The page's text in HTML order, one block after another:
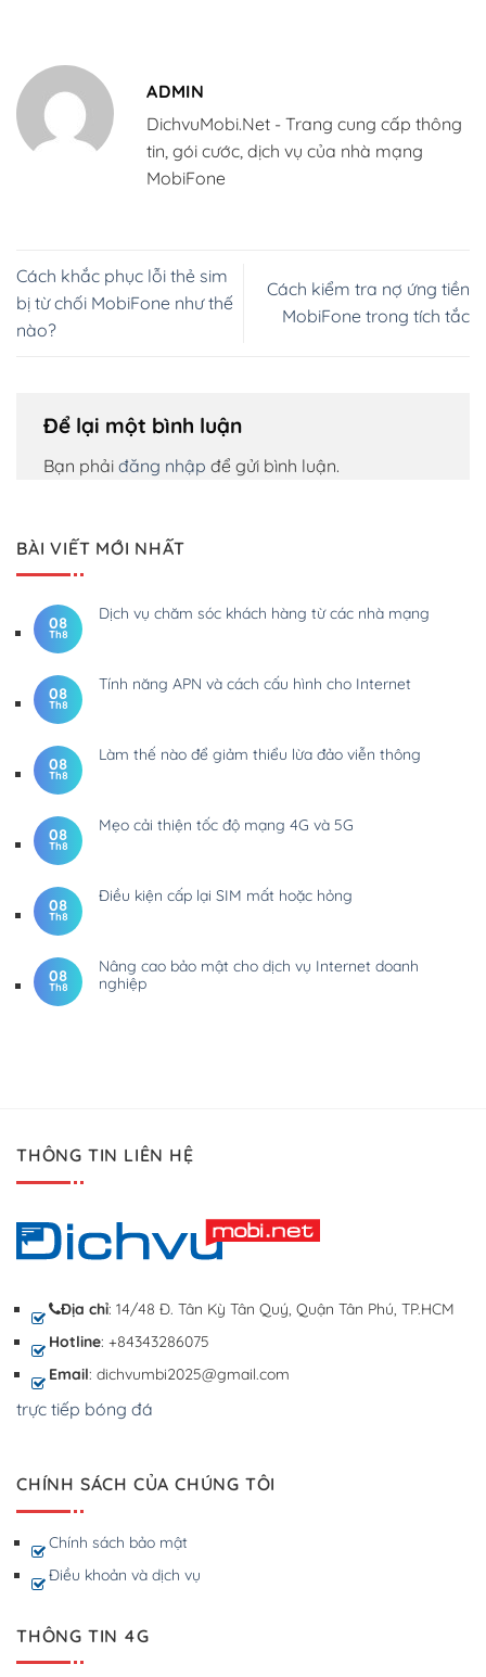
ADMIN
DichvuMobi.Net - Trang cung cấp thông
tin, gói cước, dịch vụ của nhà mạng
MobiFone
Cách khắc phục lỗi thẻ sim
bị từ chối MobiFone như thế
nào?
Cách kiểm tra nợ ứng tiền
MobiFone trong tích tắc
Để lại một bình luận
Bạn phải đăng nhập để gửi bình luận.
BÀI VIẾT MỚI NHẤT
08
Th8
Dịch vụ chăm sóc khách hàng từ các nhà mạng
08
Th8
Tính năng APN và cách cấu hình cho Internet
08
Th8
Làm thế nào để giảm thiểu lừa đảo viễn thông
08
Th8
Mẹo cải thiện tốc độ mạng 4G và 5G
08
Th8
Điều kiện cấp lại SIM mất hoặc hỏng
08
Th8
Nâng cao bảo mật cho dịch vụ Internet doanh
nghiệp
THÔNG TIN LIÊN HỆ
Địa chỉ: 14/48 Đ. Tân Kỳ Tân Quý, Quận Tân Phú, TP.HCM
Hotline: +84343286075
Email: dichvumbi2025@gmail.com
trực tiếp bóng đá
CHÍNH SÁCH CỦA CHÚNG TÔI
Chính sách bảo mật
Điều khoản và dịch vụ
THÔNG TIN 4G